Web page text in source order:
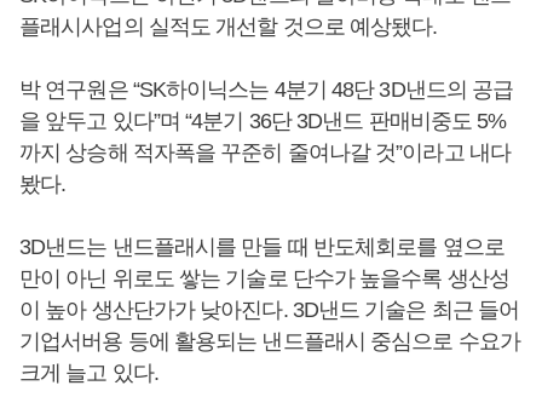
플래시사업의 실적도 개선할 것으로 예상됐다.
박 연구원은 “SK하이닉스는 4분기 48단 3D낸드의 공급
을 앞두고 있다”며 “4분기 36단 3D낸드 판매비중도 5%
까지 상승해 적자폭을 꾸준히 줄여나갈 것”이라고 내다
봤다.
3D낸드는 낸드플래시를 만들 때 반도체회로를 옆으로
만이 아닌 위로도 쌓는 기술로 단수가 높을수록 생산성
이 높아 생산단가가 낮아진다. 3D낸드 기술은 최근 들어
기업서버용 등에 활용되는 낸드플래시 중심으로 수요가
크게 늘고 있다.